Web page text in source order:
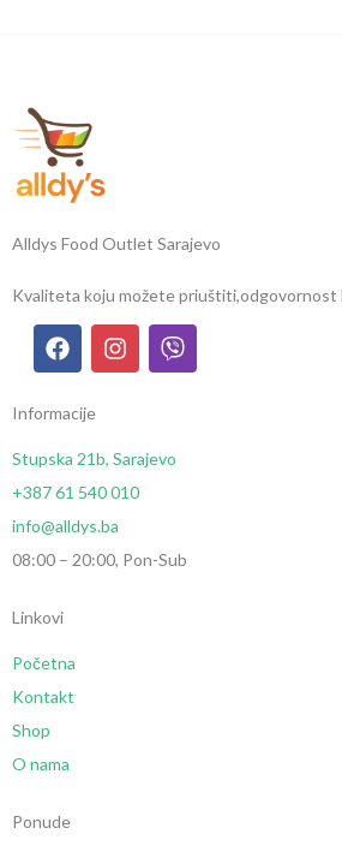
Alldys Food Outlet Sarajevo
Kvaliteta koju možete priuštiti,odgovornost
Informacije
Stupska 21b, Sarajevo
+387 61 540 010
info@alldys.ba
08:00 – 20:00, Pon-Sub
Linkovi
Početna
Kontakt
Shop
O nama
Ponude